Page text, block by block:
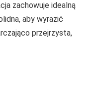
zachowuje idealną
aby wyrazić
przejrzysta,